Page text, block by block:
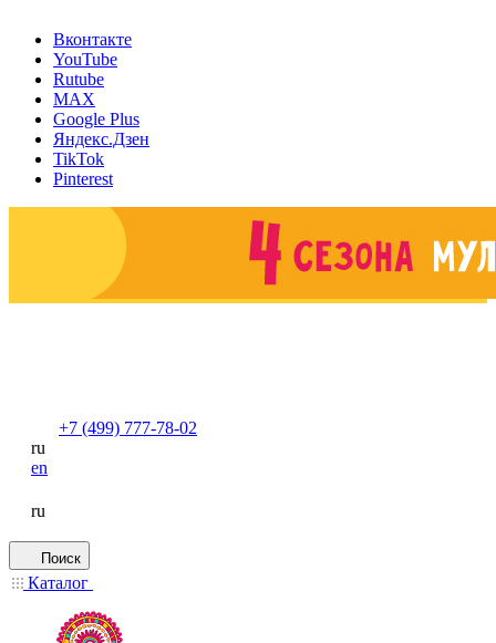
Вконтакте
YouTube
Rutube
MAX
Google Plus
Яндекс.Дзен
TikTok
Pinterest
+7 (499) 777-78-02
ru
en
ru
Поиск
Каталог